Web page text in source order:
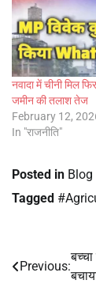
नवादा में चीनी मिल
जमीन की तलाश तेज
February 12,
In "राजनीति"
Posted in Blog
Tagged
Post
Previous: